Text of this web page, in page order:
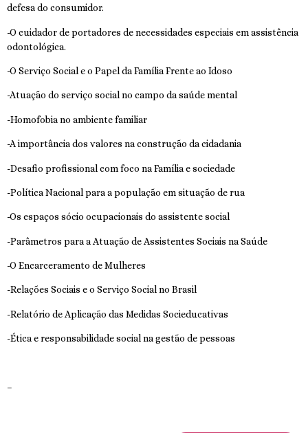
defesa do consumidor.
-O cuidador de portadores de necessidades especiais em assistência
odontológica.
-O Serviço Social e o Papel da Família Frente ao Idoso
-Atuação do serviço social no campo da saúde mental
-Homofobia no ambiente familiar
-A importância dos valores na construção da cidadania
-Desafio profissional com foco na Família e sociedade
-Política Nacional para a população em situação de rua
-Os espaços sócio ocupacionais do assistente social
-Parâmetros para a Atuação de Assistentes Sociais na Saúde
-O Encarceramento de Mulheres
-Relações Sociais e o Serviço Social no Brasil
-Relatório de Aplicação das Medidas Socieducativas
-Ética e responsabilidade social na gestão de pessoas
–